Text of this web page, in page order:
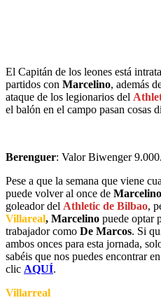
El Capitán de los leones está
partidos con Marcelino, además
ataque de los legionarios del
el balón en el campo pasan cosas
Berenguer: Valor Biwenger
Pese a que la semana que viene
puede volver al once de
goleador del Athletic de Bilbao,
Villareal, Marcelino puede optar
trabajador como De Marcos. Si
ambos onces para esta jornada,
sabéis que nos puedes encontrar
clic AQUÍ.
Villarreal